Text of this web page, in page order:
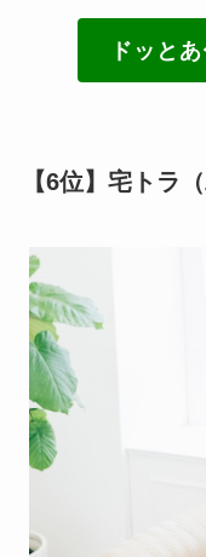
ドッと
【6位】宅トラ